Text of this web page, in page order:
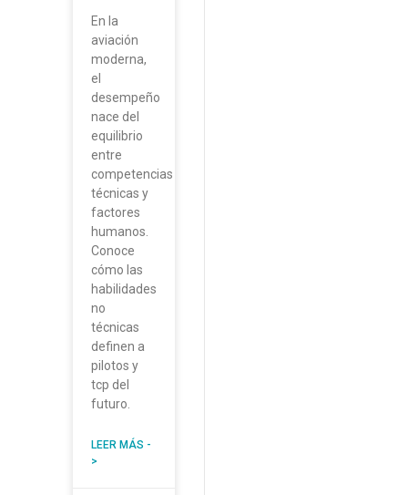
En la
aviación
moderna,
el
desempeño
nace del
equilibrio
entre
competencias
técnicas y
factores
humanos.
Conoce
cómo las
habilidades
no
técnicas
definen a
pilotos y
tcp del
futuro.
LEER MÁS -
>